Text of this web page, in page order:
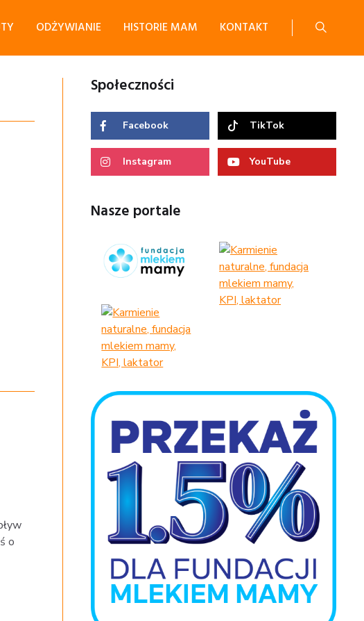
ODŻYWIANIE HISTORIE MAM KONTAKT
dobie koronawirusa?"
o
Społeczności
Facebook TikTok
Instagram YouTube
Nasze portale